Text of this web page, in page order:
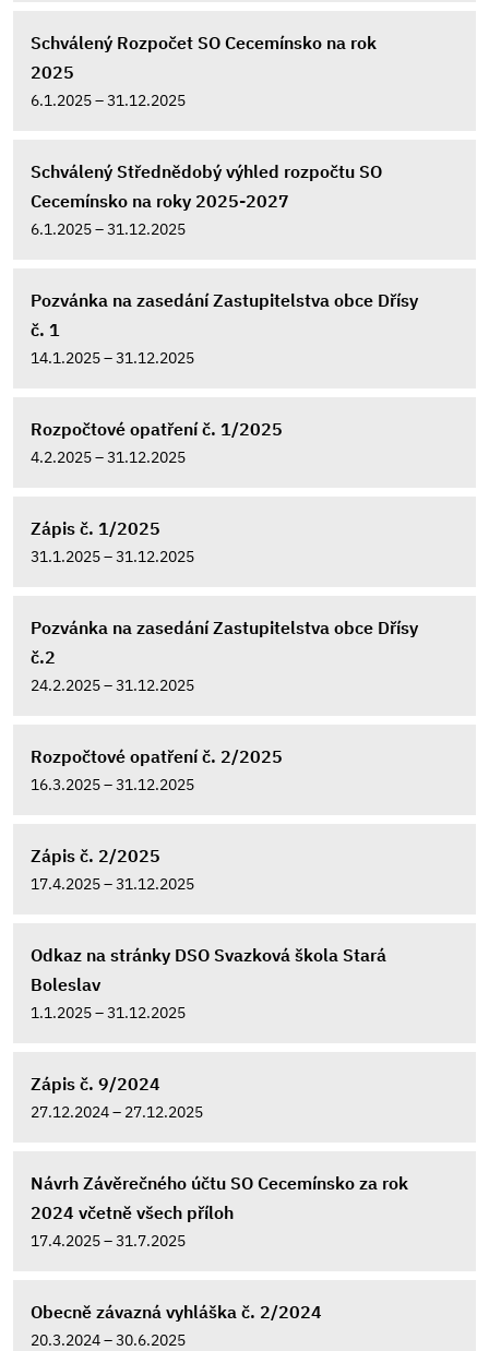
Schválený Rozpočet SO Cecemínsko na rok
2025
6.1.2025 – 31.12.2025
Schválený Střednědobý výhled rozpočtu SO
Cecemínsko na roky 2025-2027
6.1.2025 – 31.12.2025
Pozvánka na zasedání Zastupitelstva obce Dřísy
č. 1
14.1.2025 – 31.12.2025
Rozpočtové opatření č. 1/2025
4.2.2025 – 31.12.2025
Zápis č. 1/2025
31.1.2025 – 31.12.2025
Pozvánka na zasedání Zastupitelstva obce Dřísy
č.2
24.2.2025 – 31.12.2025
Rozpočtové opatření č. 2/2025
16.3.2025 – 31.12.2025
Zápis č. 2/2025
17.4.2025 – 31.12.2025
Odkaz na stránky DSO Svazková škola Stará
Boleslav
1.1.2025 – 31.12.2025
Zápis č. 9/2024
27.12.2024 – 27.12.2025
Návrh Závěrečného účtu SO Cecemínsko za rok
2024 včetně všech příloh
17.4.2025 – 31.7.2025
Obecně závazná vyhláška č. 2/2024
20.3.2024 – 30.6.2025